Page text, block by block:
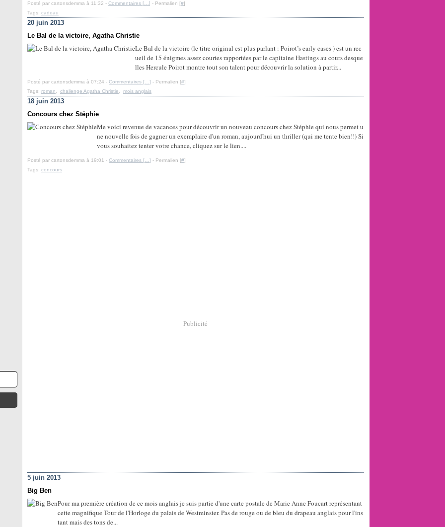
Posté par cartonsdemma à 11:32 - Commentaires [ ] - Permalien [#]
Tags: cadeau
20 juin 2013
Le Bal de la victoire, Agatha Christie
Le Bal de la victoire (le titre original est plus parlant : Poirot’s early cases ) est un rec
ueil de 15 énigmes assez courtes rapportées par le capitaine Hastings au cours desque
lles Hercule Poirot montre tout son talent pour découvrir la solution à partir...
Posté par cartonsdemma à 07:24 - Commentaires [ ] - Permalien [#]
Tags: roman challenge Agatha Christie mois anglais
18 juin 2013
Concours chez Stéphie
Me voici revenue de vacances pour découvrir un nouveau concours chez Stéphie qui nous permet u
ne nouvelle fois de gagner un exemplaire d'un roman, aujourd'hui un thriller (qui me tente bien!!) Si
vous souhaitez tenter votre chance, cliquez sur le lien....
Posté par cartonsdemma à 19:01 - Commentaires [ ] - Permalien [#]
Tags: concours
Publicité
5 juin 2013
Big Ben
Pour ma première création de ce mois anglais je suis partie d'une carte postale de Marie Anne Foucart représentant
cette magnifique Tour de l'Horloge du palais de Westminster. Pas de rouge ou de bleu du drapeau anglais pour l'ins
tant mais des tons de...